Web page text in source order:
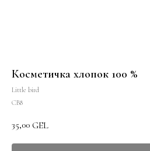
Косметичка хлопок 100 %
Little bird
CB8
35,00 GEL